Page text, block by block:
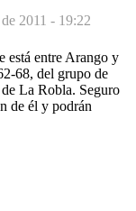
2011 - 19:22
está entre Arango y
68, del grupo de
La Robla. Seguro
de él y podrán